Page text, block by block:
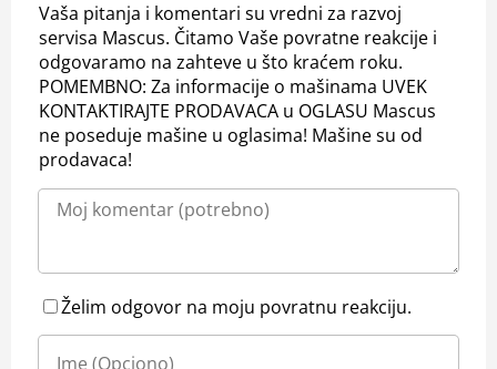
Vaša pitanja i komentari su vredni za razvoj
servisa Mascus. Čitamo Vaše povratne reakcije i
odgovaramo na zahteve u što kraćem roku.
POMEMBNO: Za informacije o mašinama UVEK
KONTAKTIRAJTE PRODAVACA u OGLASU Mascus
ne poseduje mašine u oglasima! Mašine su od
prodavaca!
Želim odgovor na moju povratnu reakciju.